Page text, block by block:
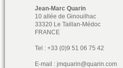
Jean-Marc Quarin
10 allée de Ginouilhac
33320 Le Taillan-Médoc
FRANCE
Tel : +33 (0)9 51 06 75 42
E-mail : jmquarin@quarin.com